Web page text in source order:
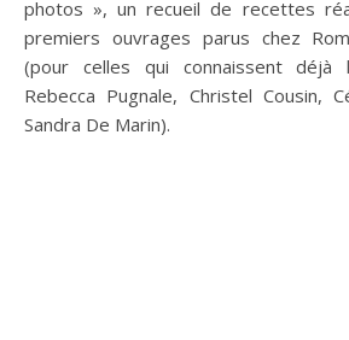
photos », un recueil de recettes
premiers ouvrages parus chez
(pour celles qui connaissent déjà
Rebecca Pugnale, Christel Cousin,
Sandra De Marin).